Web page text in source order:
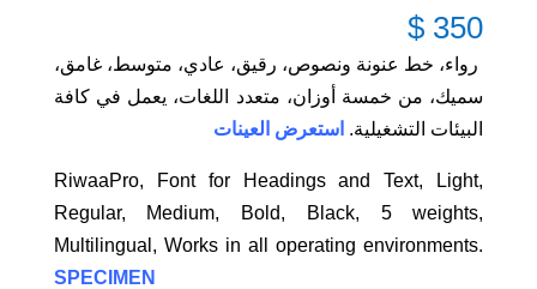
$ 350
رواء، خط عنونة ونصوص، رقيق، عادي، متوسط، غامق،
سميك، من خمسة أوزان، متعدد اللغات، يعمل في كافة
البيئات التشغيلية. استعرض العينات
RiwaaPro, Font for Headings and Text, Light,
Regular, Medium, Bold, Black, 5 weights,
Multilingual, Works in all operating environments.
SPECIMEN